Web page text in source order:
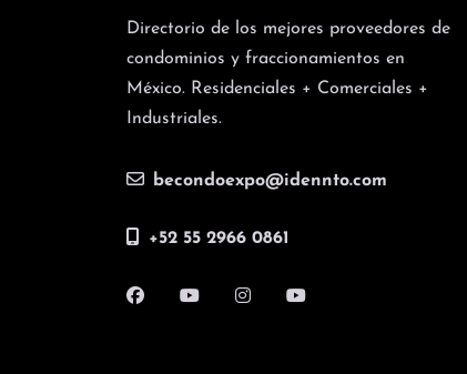
Directorio de los mejores proveedores de
condominios y fraccionamientos en
México. Residenciales + Comerciales +
Industriales.
becondoexpo@idennto.com
+52 55 2966 0861